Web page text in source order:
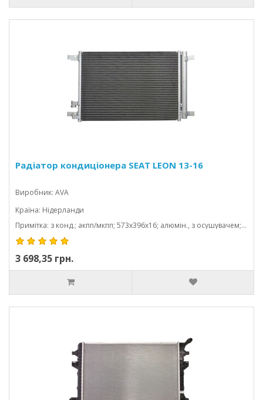
Радіатор кондиціонера SEAT LEON 13-16
Виробник: AVA
Країна: Нідерланди
Примітка: з конд.; акпп/мкпп; 573x396x16; алюмін., з осушувачем; (1.2 tfsi/1.4 tfsi/1.8 tfsi/2.0 tdi/2.0 tfsi/1.0 tfsi/1.4 tsi/1.5 tfs
3 698,35 грн.